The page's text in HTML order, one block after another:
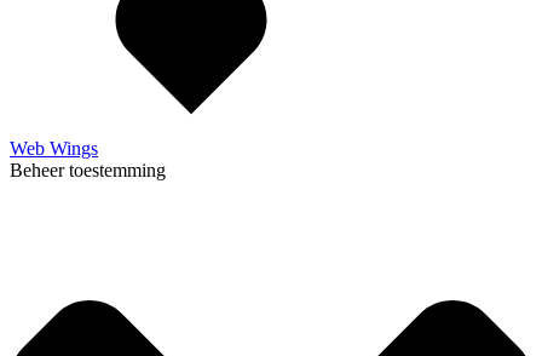
Web Wings
Beheer toestemming